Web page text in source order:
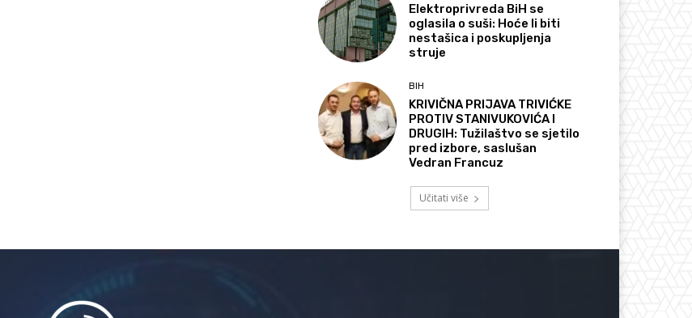
Elektroprivreda BiH se
oglasila o suši: Hoće li biti
nestašica i poskupljenja
struje
BIH
KRIVIČNA PRIJAVA TRIVIĆKE
PROTIV STANIVUKOVIĆA I
DRUGIH: Tužilaštvo se sjetilo
pred izbore, saslušan
Vedran Francuz
Učitati više